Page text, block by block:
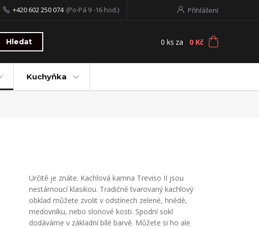
Přihlášení
Hledat
+420 602 250 074 (Po-Pá 9 -16 hod.)
0 ks za 0 Kč
Kuchyňka
Určitě je znáte. Kachlová kamna Treviso II jsou
nestárnoucí klasikou. Tradičně tvarovaný kachlový
obklad můžete zvolit v odstínech zelené, hnědé,
medovníku, nebo slonové kosti. Spodní sokl
dodáváme v základní bílé barvě. Můžete si ho ale